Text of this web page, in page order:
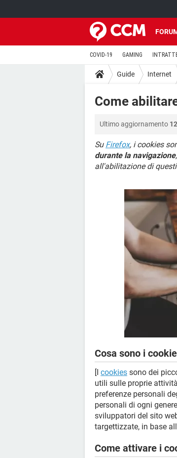
COVID-19 GAMING
Guide Internet
Come
Ultimo aggiornamento
Su Firefox, i cookies
durante la navigazione
all'abilitazione di
Cosa sono i
[I cookies sono dei
utili sulle proprie
preferenze personali
personali di ogni
sviluppatori del sito
targettizzate, in base
Come attivare i